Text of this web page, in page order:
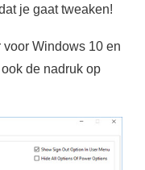
je gaat tweaken!
Windows 10 en
de nadruk op